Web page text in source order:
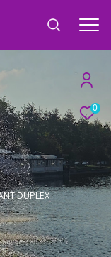
0
DUPLEX